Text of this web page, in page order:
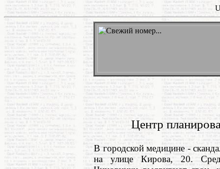
Центр
В городской медицине -
на улице Кирова, 20.